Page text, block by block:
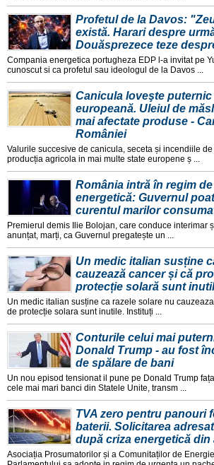
Profetul de la Davos:
există. Harari despre
Douăsprezece teze
Compania energetica portugheza EDP l-a invitat pe
cunoscut si ca profetul sau ideologul de la Davos ...
Canicula loveşte
europeană. Uleiul de
mai afectate produse -
României
Valurile succesive de canicula, seceta și incendiile
producția agricola in mai multe state europene ș ...
România intră în regim
energetică: Guvernul
curentul marilor
Premierul demis Ilie Bolojan, care conduce interimar
anunțat, marți, ca Guvernul pregatește un ...
Un medic italian susține
cauzează cancer și că
protecție solară sunt
Un medic italian susține ca razele solare nu
de protecție solara sunt inutile. Instituți ...
Conturile celui mai
Donald Trump - au fost
de spălare de bani
Un nou episod tensionat il pune pe Donald Trump
cele mai mari banci din Statele Unite, transm ...
TVA zero pentru panouri
baterii. Solicitarea
după criza energetică din
Asociația Prosumatorilor și a Comunitaților de